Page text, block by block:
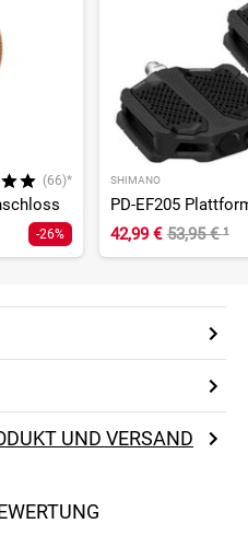
(66)*
-26%
SHIMANO
PD-EF205
42,99 € 53,95 €¹
UND VERSAND